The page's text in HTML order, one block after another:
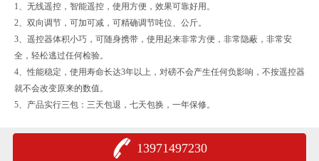
1、无线遥控，智能遥控，使用方便，效果可靠好用。
2、双向调节，可加可减，可精确调节吨位、公斤。
3、遥控器体积小巧，可随身携带，使用起来非常方便，非常隐蔽，非常安
全，轻松逃过任何检验。
4、性能稳定，使用寿命长达3年以上，对磅不会产生任何负影响，不按遥控器
就不会改变原来的数值。
5、产品实行三包：三天包退，七天包换，一年保修。
13971497230